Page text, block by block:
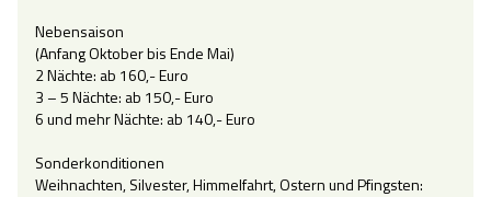
Nebensaison
(Anfang Oktober bis Ende Mai)
2 Nächte: ab 160,- Euro
3 – 5 Nächte: ab 150,- Euro
6 und mehr Nächte: ab 140,- Euro
Sonderkonditionen
Weihnachten, Silvester, Himmelfahrt, Ostern und Pfingsten: